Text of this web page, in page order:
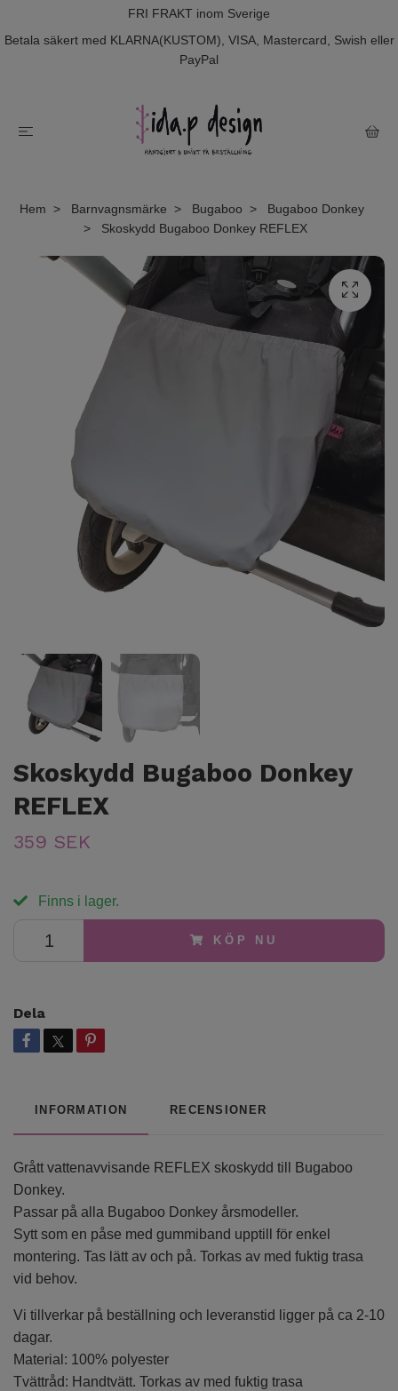
FRI FRAKT inom Sverige
Betala säkert med KLARNA(KUSTOM), VISA, Mastercard, Swish eller
PayPal
Hem Barnvagnsmärke Bugaboo
Bugaboo Donkey
Skoskydd Bugaboo Donkey REFLEX
Skoskydd Bugaboo Donkey
REFLEX
359 SEK
Finns i lager.
KÖP NU
Dela
INFORMATION RECENSIONER
Grått vattenavvisande REFLEX skoskydd till Bugaboo
Donkey.
Passar på alla Bugaboo Donkey årsmodeller.
Sytt som en påse med gummiband upptill för enkel
montering. Tas lätt av och på. Torkas av med fuktig trasa
vid behov.
Vi tillverkar på beställning och leveranstid ligger på ca 2-10
dagar.
Material: 100% polyester
Tvättråd: Handtvätt. Torkas av med fuktig trasa